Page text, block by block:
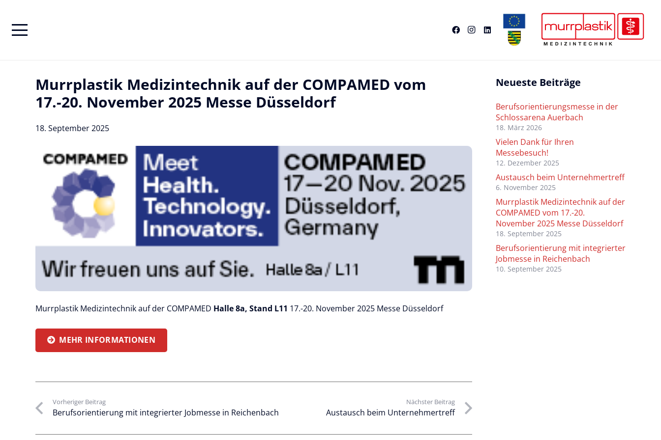
Murrplastik Medizintechnik auf der COMPAMED vom
17.-20. November 2025 Messe Düsseldorf
18. September 2025
Murrplastik Medizintechnik auf der COMPAMED Halle 8a, Stand L11 17.-20. November 2025 Messe Düsseldorf
MEHR INFORMATIONEN
Vorheriger Beitrag
Berufsorientierung mit integrierter Jobmesse in Reichenbach
Nächster Beitrag
Austausch beim Unternehmertreff
Neueste Beiträge
Berufsorientierungsmesse in der
Schlossarena Auerbach
18. März 2026
Vielen Dank für Ihren
Messebesuch!
12. Dezember 2025
Austausch beim Unternehmertreff
6. November 2025
Murrplastik Medizintechnik auf der
COMPAMED vom 17.-20.
November 2025 Messe Düsseldorf
18. September 2025
Berufsorientierung mit integrierter
Jobmesse in Reichenbach
10. September 2025